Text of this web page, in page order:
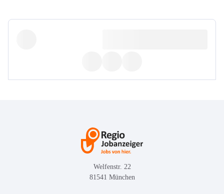
Welfenstr. 22
81541 München